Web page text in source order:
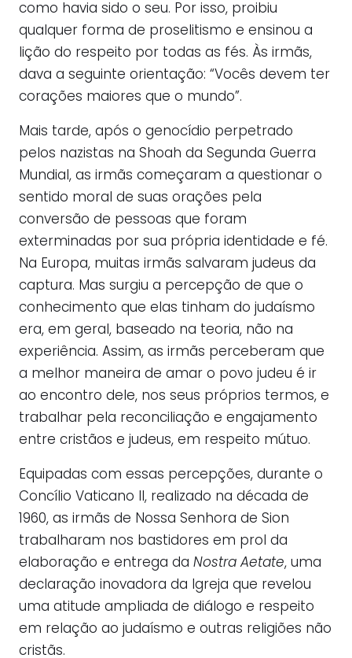
como havia sido o seu. Por isso, proibiu
qualquer forma de proselitismo e ensinou a
lição do respeito por todas as fés. Às irmãs,
dava a seguinte orientação: “Vocês devem ter
corações maiores que o mundo”.
Mais tarde, após o genocídio perpetrado
pelos nazistas na Shoah da Segunda Guerra
Mundial, as irmãs começaram a questionar o
sentido moral de suas orações pela
conversão de pessoas que foram
exterminadas por sua própria identidade e fé.
Na Europa, muitas irmãs salvaram judeus da
captura. Mas surgiu a percepção de que o
conhecimento que elas tinham do judaísmo
era, em geral, baseado na teoria, não na
experiência. Assim, as irmãs perceberam que
a melhor maneira de amar o povo judeu é ir
ao encontro dele, nos seus próprios termos, e
trabalhar pela reconciliação e engajamento
entre cristãos e judeus, em respeito mútuo.
Equipadas com essas percepções, durante o
Concílio Vaticano II, realizado na década de
1960, as irmãs de Nossa Senhora de Sion
trabalharam nos bastidores em prol da
elaboração e entrega da Nostra Aetate, uma
declaração inovadora da Igreja que revelou
uma atitude ampliada de diálogo e respeito
em relação ao judaísmo e outras religiões não
cristãs.